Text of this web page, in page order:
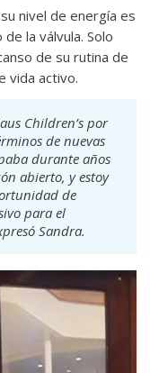
nivel de energía es
la válvula. Solo
de su rutina de
vida activo.
Children’s por
de nuevas
durante años
abierto, y estoy
de
para el
Sandra.